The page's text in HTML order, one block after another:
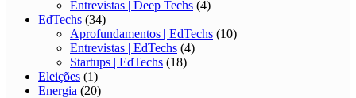
Entrevistas | Deep Techs (4)
EdTechs (34)
Aprofundamentos | EdTechs (10)
Entrevistas | EdTechs (4)
Startups | EdTechs (18)
Eleições (1)
Energia (20)